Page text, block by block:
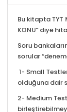
Bu kitapta TYT
KONU” diye
Soru
sorular
1- Small
olduğuna dair
2- Medium